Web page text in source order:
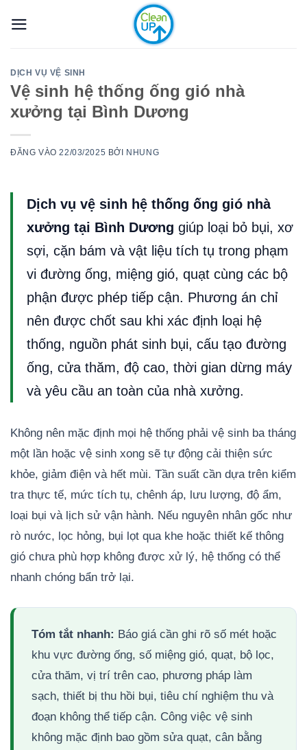
qua
DỊCH VỤ VỆ SINH
Vệ sinh hệ thống ống gió nhà
xưởng tại Bình Dương
ĐĂNG VÀO22/03/2025 BỞI NHUNG
Dịch vụ vệ sinh hệ thống ống gió nhà
xưởng tại Bình Dương giúp loại bỏ bụi, xơ
sợi, cặn bám và vật liệu tích tụ trong phạm
vi đường ống, miệng gió, quạt cùng các bộ
phận được phép tiếp cận. Phương án chỉ
nên được chốt sau khi xác định loại hệ
thống, nguồn phát sinh bụi, cấu tạo đường
ống, cửa thăm, độ cao, thời gian dừng máy
và yêu cầu an toàn của nhà xưởng.
Không nên mặc định mọi hệ thống phải vệ sinh ba tháng
một lần hoặc vệ sinh xong sẽ tự động cải thiện sức
khỏe, giảm điện và hết mùi. Tần suất cần dựa trên kiểm
tra thực tế, mức tích tụ, chênh áp, lưu lượng, độ ẩm,
loại bụi và lịch sử vận hành. Nếu nguyên nhân gốc như
rò nước, lọc hỏng, bụi lọt qua khe hoặc thiết kế thông
gió chưa phù hợp không được xử lý, hệ thống có thể
nhanh chóng bẩn trở lại.
Tóm tắt nhanh: Báo giá cần ghi rõ số mét hoặc
khu vực đường ống, số miệng gió, quạt, bộ lọc,
cửa thăm, vị trí trên cao, phương pháp làm
sạch, thiết bị thu hồi bụi, tiêu chí nghiệm thu và
đoạn không thể tiếp cận. Công việc vệ sinh
không mặc định bao gồm sửa quạt, cân bằng